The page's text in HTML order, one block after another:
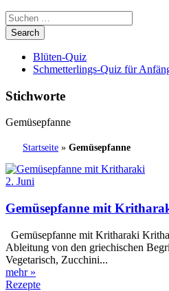
Blüten-Quiz
Schmetterlings-Quiz für
Stichworte
Gemüsepfanne
Startseite » Gemüsepfanne
2. Juni
Gemüsepfanne mit
Gemüsepfanne mit Kritharaki
Ableitung von den griechischen
Vegetarisch, Zucchini...
mehr »
Rezepte